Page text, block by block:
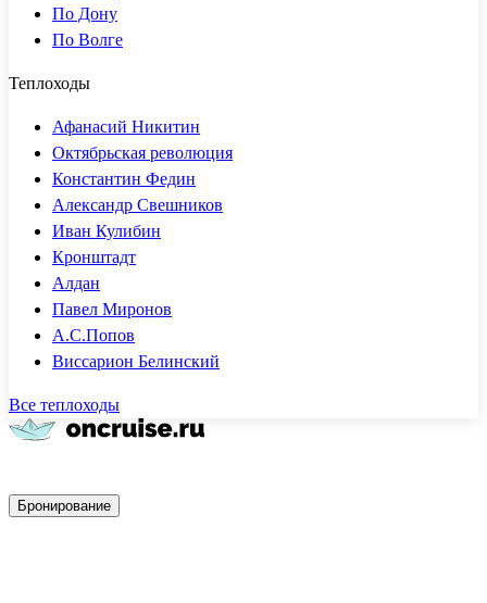
По Дону
По Волге
Теплоходы
Афанасий Никитин
Октябрьская революция
Константин Федин
Александр Свешников
Иван Кулибин
Кронштадт
Алдан
Павел Миронов
А.С.Попов
Виссарион Белинский
Все теплоходы
Бронирование